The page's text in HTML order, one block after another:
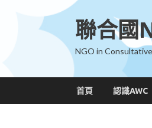
聯合國
NGO in
首頁 認識AWC